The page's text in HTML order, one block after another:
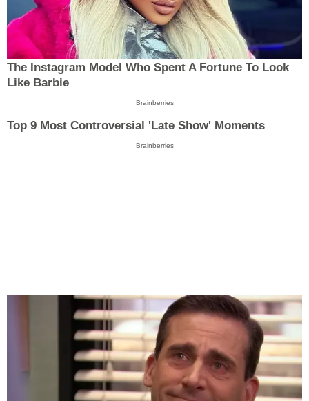
The Instagram Model Who Spent A Fortune To Look
Like Barbie
Brainberries
Top 9 Most Controversial 'Late Show' Moments
Brainberries